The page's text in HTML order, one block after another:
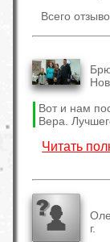
Всего
Вот и нам
Вера.
Читать
г.